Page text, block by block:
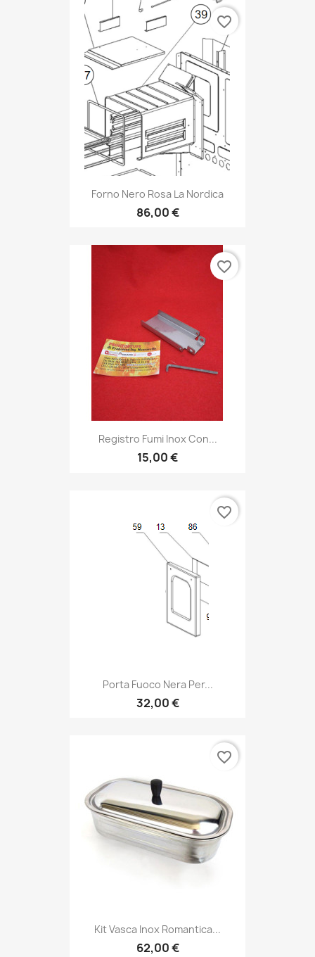
Forno Nero Rosa La Nordica
86,00 €
favorite_border
Registro Fumi Inox Con...
15,00 €
favorite_border
Porta Fuoco Nera Per...
32,00 €
favorite_border
Kit Vasca Inox Romantica...
62,00 €
favorite_border